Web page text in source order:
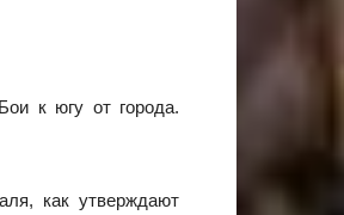
к югу от города.
как утверждают